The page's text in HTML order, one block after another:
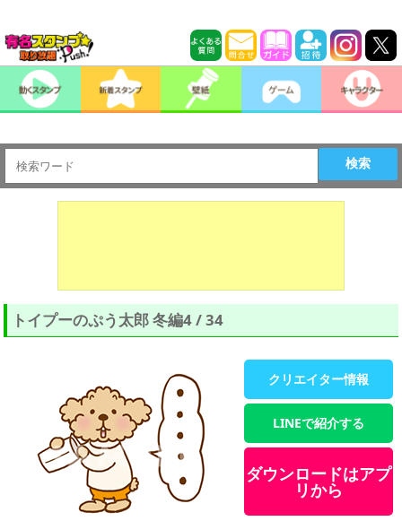
検索
トイプーのぷう太郎 冬編4 / 34
クリエイター情報
LINEで紹介する
ダウンロードはアプ
リから